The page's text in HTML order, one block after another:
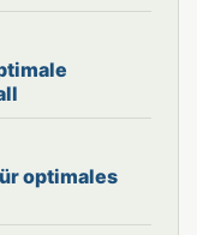
optimales